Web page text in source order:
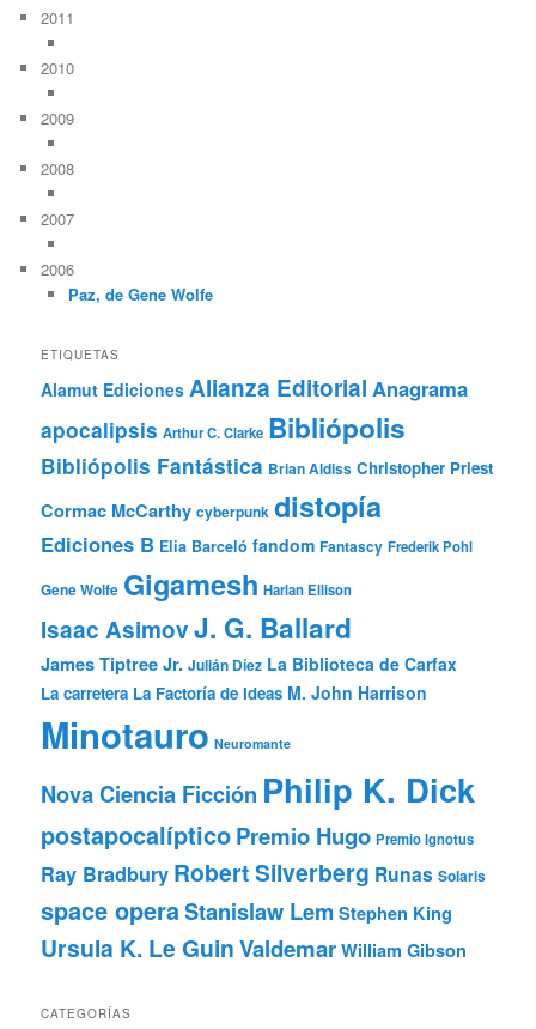
2011
2010
2009
2008
2007
2006
Paz, de Gene Wolfe
ETIQUETAS
Alamut Ediciones Alianza Editorial Anagrama
apocalipsis Arthur C. Clarke Bibliópolis
Bibliópolis Fantástica Brian Aldiss Christopher Priest
Cormac McCarthy cyberpunk distopía
Ediciones B Elia Barceló fandom Fantascy Frederik Pohl
Gene Wolfe Gigamesh Harlan Ellison
Isaac AsimovJ. G. Ballard
James Tiptree Jr. Julián Díez La Biblioteca de Carfax
La carretera La Factoría de Ideas M. John Harrison
Minotauro Neuromante
Nova Ciencia Ficción Philip K. Dick
postapocalípticoPremio Hugo Premio Ignotus
Ray Bradbury Robert Silverberg Runas Solaris
space operaStanislaw Lem Stephen King
Ursula K. Le GuinValdemarWilliam Gibson
CATEGORÍAS